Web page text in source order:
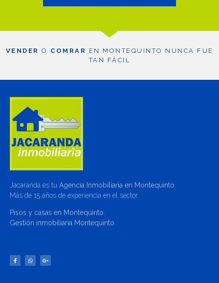
VENDER O COMRAR EN MONTEQUINTO NUNCA FUE
TAN FÁCIL
Jacaranda es tu Agencia Inmobiliaria en Montequinto
Más de 15 años de experiencia en el sector.
Pisos y casas en Montequinto.
Gestión inmobiliaria Montequinto.